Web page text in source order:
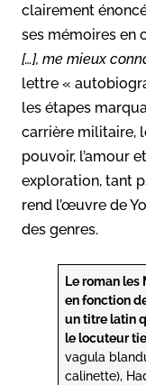
clairement
ses mémoires en
[…], me mieux
lettre «
les étapes
carrière militaire,
pouvoir, l’amour
exploration, tant
rend l’œuvre de
des genres.
Le roman les
en fonction
un titre latin
le locuteur
vagula
calinette),